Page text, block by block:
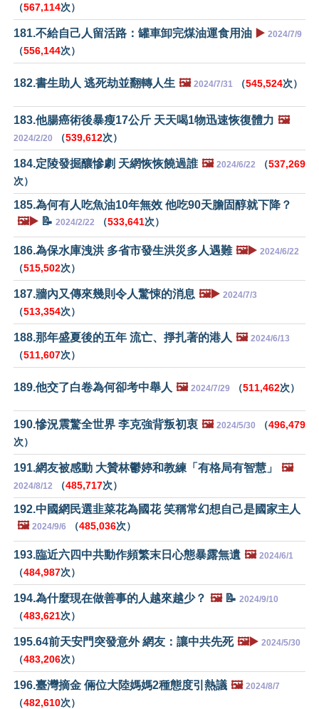
（567,114次）
181.不給自己人留活路：罐車卸完煤油運食用油 ▶️ 2024/7/9
（556,144次）
182.書生助人 逃死劫並翻轉人生 🖼️ 2024/7/31 （545,524次）
183.他腸癌術後暴瘦17公斤 天天喝1物迅速恢復體力 🖼️
2024/2/20 （539,612次）
184.定陵發掘釀慘劇 天網恢恢饒過誰 🖼️ 2024/6/22 （537,269
次）
185.為何有人吃魚油10年無效 他吃90天膽固醇就下降？
🖼️▶️ 📝 2024/2/22 （533,641次）
186.為保水庫洩洪 多省市發生洪災多人遇難 🖼️▶️ 2024/6/22
（515,502次）
187.牆內又傳來幾則令人驚悚的消息 🖼️▶️ 2024/7/3
（513,354次）
188.那年盛夏後的五年 流亡、掙扎著的港人 🖼️ 2024/6/13
（511,607次）
189.他交了白卷為何卻考中舉人 🖼️ 2024/7/29 （511,462次）
190.慘況震驚全世界 李克強背叛初衷 🖼️ 2024/5/30 （496,479
次）
191.網友被感動 大贊林鬱婷和教練「有格局有智慧」 🖼️
2024/8/12 （485,717次）
192.中國網民選韭菜花為國花 笑稱常幻想自己是國家主人
🖼️ 2024/9/6 （485,036次）
193.臨近六四中共動作頻繁末日心態暴露無遺 🖼️ 2024/6/1
（484,987次）
194.為什麼現在做善事的人越來越少？ 🖼️📝 2024/9/10
（483,621次）
195.64前天安門突發意外 網友：讓中共先死 🖼️▶️ 2024/5/30
（483,206次）
196.臺灣摘金 倆位大陸媽媽2種態度引熱議 🖼️ 2024/8/7
（482,610次）